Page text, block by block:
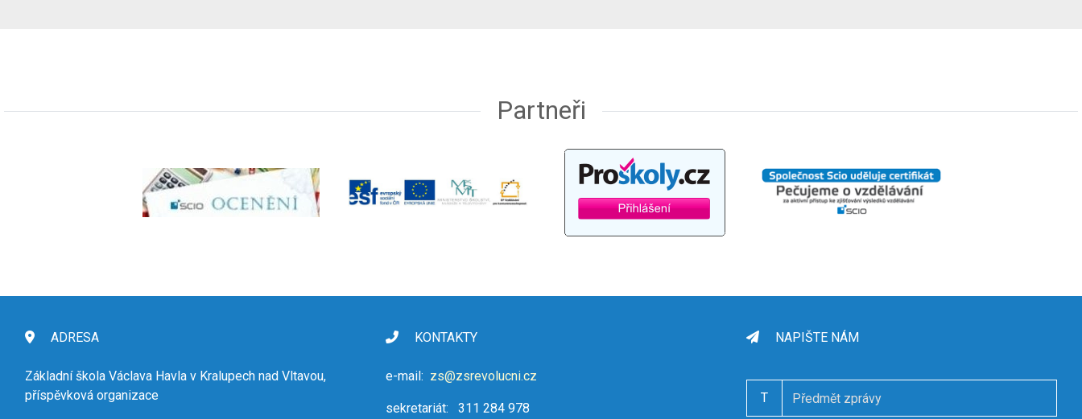
Partneři
ADRESA
Základní škola Václava Havla v Kralupech nad Vltavou,
příspěvková organizace
KONTAKTY
e-mail: zs@zsrevolucni.cz
sekretariát: 311 284 978
NAPIŠTE NÁM
T